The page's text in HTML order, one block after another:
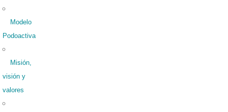
Modelo
Podoactiva
Misión,
visión y
valores